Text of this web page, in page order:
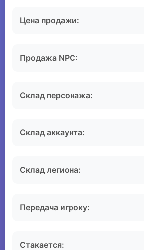
Цена продажи:
Продажа NPC:
Склад персонажа:
Склад аккаунта:
Склад легиона:
Передача игроку:
Стакается: